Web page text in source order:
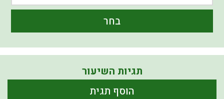
בחר
תגיות השיעור
הוסף תגית